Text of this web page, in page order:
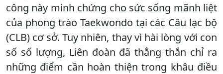
công này minh chứng cho sức sống mãnh liệt
của phong trào Taekwondo tại các Câu lạc bộ
(CLB) cơ sở. Tuy nhiên, thay vì hài lòng với con
số số lượng, Liên đoàn đã thẳng thắn chỉ ra
những điểm cần hoàn thiện trong khâu điều